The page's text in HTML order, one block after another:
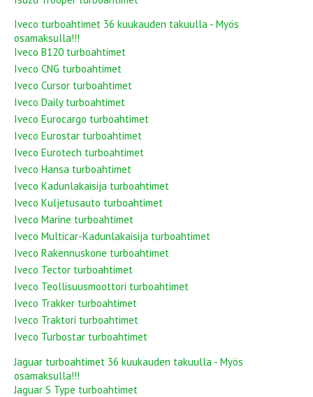
Iveco turboahtimet 36 kuukauden takuulla - Myös
osamaksulla!!!
Iveco B120 turboahtimet
Iveco CNG turboahtimet
Iveco Cursor turboahtimet
Iveco Daily turboahtimet
Iveco Eurocargo turboahtimet
Iveco Eurostar turboahtimet
Iveco Eurotech turboahtimet
Iveco Hansa turboahtimet
Iveco Kadunlakaisija turboahtimet
Iveco Kuljetusauto turboahtimet
Iveco Marine turboahtimet
Iveco Multicar-Kadunlakaisija turboahtimet
Iveco Rakennuskone turboahtimet
Iveco Tector turboahtimet
Iveco Teollisuusmoottori turboahtimet
Iveco Trakker turboahtimet
Iveco Traktori turboahtimet
Iveco Turbostar turboahtimet
Jaguar turboahtimet 36 kuukauden takuulla - Myös
osamaksulla!!!
Jaguar S Type turboahtimet